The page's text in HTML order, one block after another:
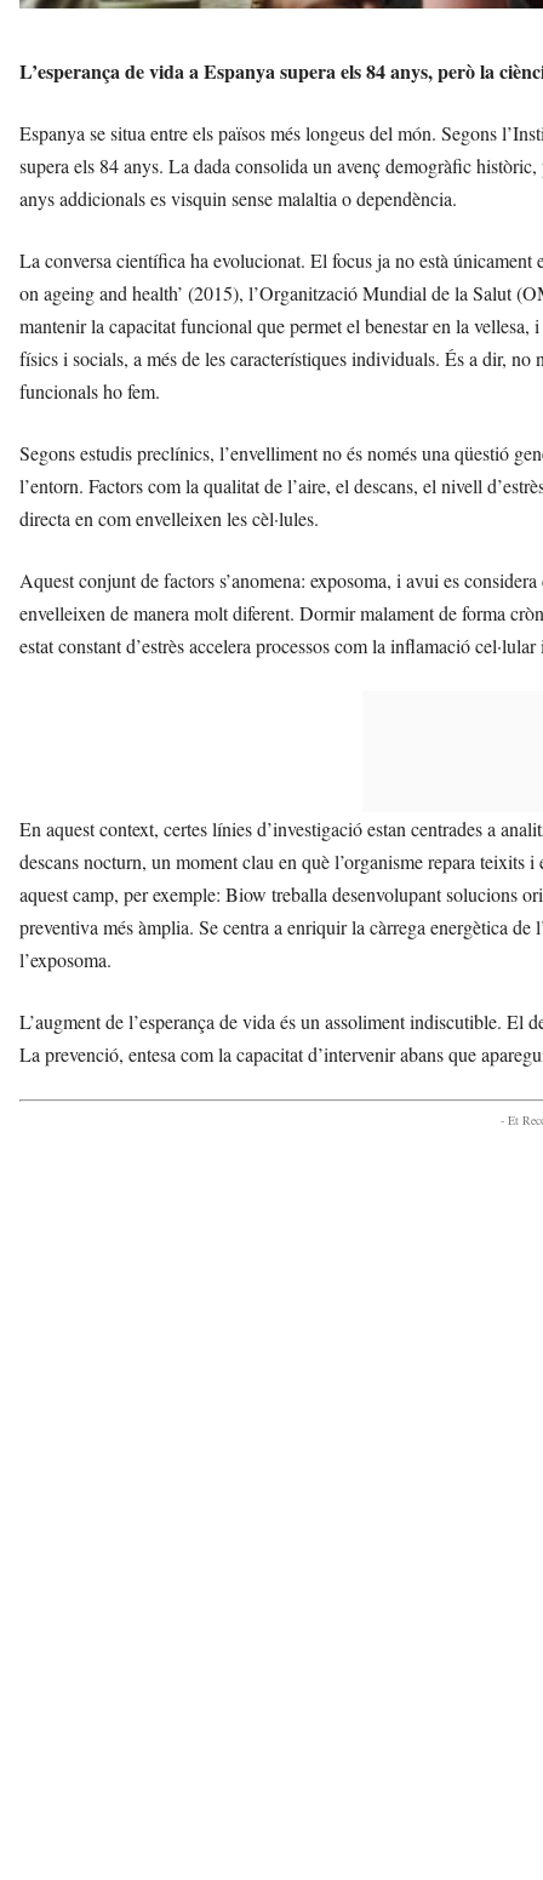
L’esperança de vida a Espanya supera els 84 anys, però la
Espanya se situa entre els països més longeus del món. Segons
supera els 84 anys. La dada consolida un avenç demogràfic
anys addicionals es visquin sense malaltia o dependència.
La conversa científica ha evolucionat. El focus ja no està
on ageing and health’ (2015), l’Organització Mundial de la Salut
mantenir la capacitat funcional que permet el benestar en la
físics i socials, a més de les característiques individuals. És a dir,
funcionals ho fem.
Segons estudis preclínics, l’envelliment no és només una qüestió
l’entorn. Factors com la qualitat de l’aire, el descans, el nivell
directa en com envelleixen les cèl·lules.
Aquest conjunt de factors s’anomena: exposoma, i avui es
envelleixen de manera molt diferent. Dormir malament de forma
estat constant d’estrès accelera processos com la inflamació
En aquest context, certes línies d’investigació estan centrades a
descans nocturn, un moment clau en què l’organisme repara
aquest camp, per exemple: Biow treballa desenvolupant solucions
preventiva més àmplia. Se centra a enriquir la càrrega energètica
l’exposoma.
L’augment de l’esperança de vida és un assoliment indiscutible.
La prevenció, entesa com la capacitat d’intervenir abans que
- Et